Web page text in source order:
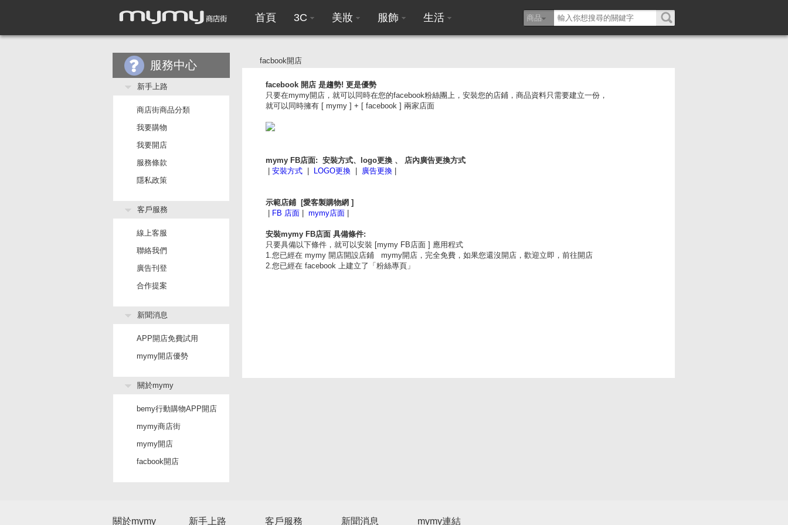
首頁 3C 美妝 服飾 生活 商品
服務中心
新手上路
商店街商品分類
我要購物
我要開店
服務條款
隱私政策
客戶服務
線上客服
聯絡我們
廣告刊登
合作提案
新聞消息
APP開店免費試用
mymy開店優勢
關於mymy
bemy行動購物APP開店
mymy商店街
mymy開店
facbook開店
facbook開店
facebook 開店 是趨勢! 更是優勢
只要在mymy開店，就可以同時在您的facebook粉絲團上，安裝您的店鋪，商品資料只需要建立一份，
就可以同時擁有 [ mymy ] + [ facebook ] 兩家店面
mymy FB店面: 安裝方式、logo更換 、 店內廣告更換方式
安裝方式 LOGO更換 廣告更換
示範店鋪 [愛客製購物網 ]
FB 店面 mymy店面
安裝mymy FB店面 具備條件:
只要具備以下條件，就可以安裝 [mymy FB店面 ] 應用程式
1.您已經在 mymy 開店開設店鋪 mymy開店，完全免費，如果您還沒開店，歡迎立即，前往開店
2.您已經在 facebook 上建立了「粉絲專頁」
關於mymy 新手上路 客戶服務 新聞消息 mymy連結